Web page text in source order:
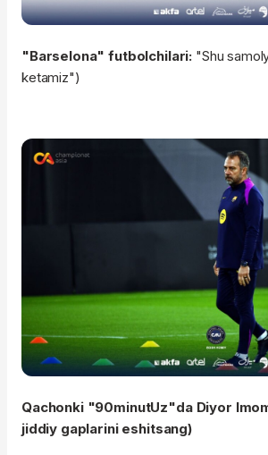
"Barselona" futbolchilari: "Shu
ketamiz")
Qachonki "90minutUz"da Diyor
jiddiy gaplarini eshitsang)